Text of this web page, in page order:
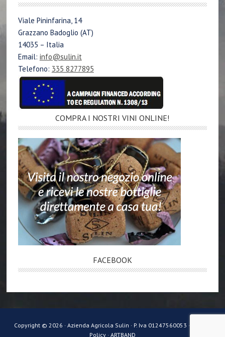
Viale Pininfarina, 14
Grazzano Badoglio (AT)
14035 – Italia
Email: info@sulin.it
Telefono: 335 8277895
COMPRA I NOSTRI VINI ONLINE!
FACEBOOK
Copyright © 2026 · Azienda Agricola Sulin · P. Iva 01247560053 ·
Policy · ARTBAND